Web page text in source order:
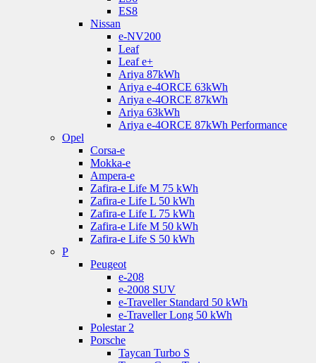
ES8
Nissan
e-NV200
Leaf
Leaf e+
Ariya 87kWh
Ariya e-4ORCE 63kWh
Ariya e-4ORCE 87kWh
Ariya 63kWh
Ariya e-4ORCE 87kWh Performance
Opel
Corsa-e
Mokka-e
Ampera-e
Zafira-e Life M 75 kWh
Zafira-e Life L 50 kWh
Zafira-e Life L 75 kWh
Zafira-e Life M 50 kWh
Zafira-e Life S 50 kWh
P
Peugeot
e-208
e-2008 SUV
e-Traveller Standard 50 kWh
e-Traveller Long 50 kWh
Polestar 2
Porsche
Taycan Turbo S